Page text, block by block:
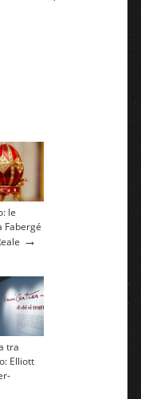
le
Fabergé
→
tra
Elliott